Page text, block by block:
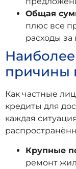
Общая
плюс все
расходы за
причины
Как частные
кредиты для
каждая
Крупные
ремонт